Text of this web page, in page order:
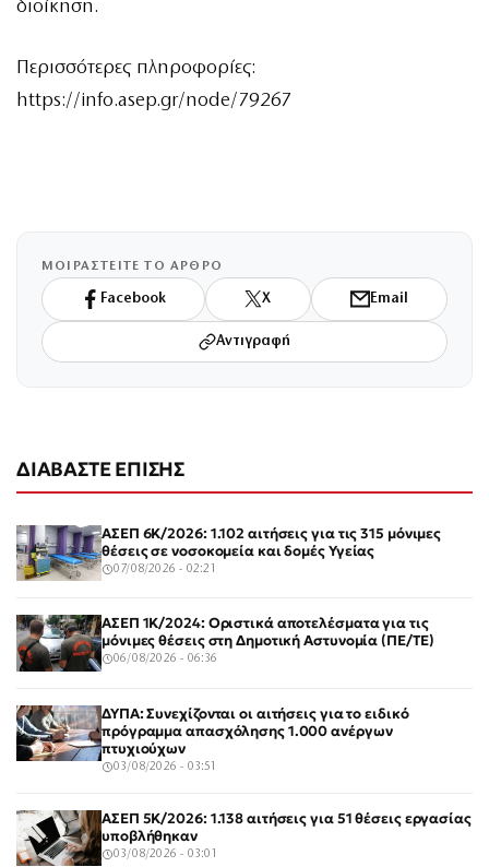
διοίκηση.
Περισσότερες πληροφορίες:
https://info.asep.gr/node/79267
ΜΟΙΡΑΣΤΕΙΤΕ ΤΟ ΑΡΘΡΟ
Facebook X Email
Αντιγραφή
ΔΙΑΒΑΣΤΕ ΕΠΙΣΗΣ
ΑΣΕΠ 6Κ/2026: 1.102 αιτήσεις για τις 315 μόνιμες
θέσεις σε νοσοκομεία και δομές Υγείας
07/08/2026 - 02:21
ΑΣΕΠ 1Κ/2024: Οριστικά αποτελέσματα για τις
μόνιμες θέσεις στη Δημοτική Αστυνομία (ΠΕ/ΤΕ)
06/08/2026 - 06:36
ΔΥΠΑ: Συνεχίζονται οι αιτήσεις για το ειδικό
πρόγραμμα απασχόλησης 1.000 ανέργων
πτυχιούχων
03/08/2026 - 03:51
ΑΣΕΠ 5Κ/2026: 1.138 αιτήσεις για 51 θέσεις εργασίας
υποβλήθηκαν
03/08/2026 - 03:01